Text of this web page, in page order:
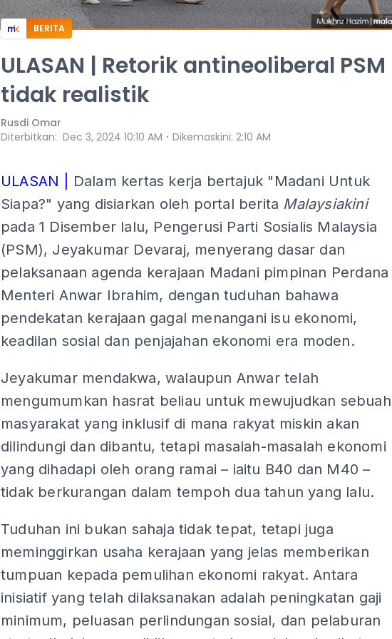
BERITA
ULASAN | Retorik antineoliberal PSM
tidak realistik
Rusdi Omar
Diterbitkan: Dec 3, 2024 10:10 AM ⋅ Dikemaskini: 2:10 AM
ULASAN |
Dalam kertas kerja bertajuk "Madani Untuk
Siapa?" yang disiarkan oleh portal berita Malaysiakini
pada 1 Disember lalu, Pengerusi Parti Sosialis Malaysia
(PSM), Jeyakumar Devaraj, menyerang dasar dan
pelaksanaan agenda kerajaan Madani pimpinan Perdana
Menteri Anwar Ibrahim, dengan tuduhan bahawa
pendekatan kerajaan gagal menangani isu ekonomi,
keadilan sosial dan penjajahan ekonomi era moden.
Jeyakumar mendakwa, walaupun Anwar telah
mengumumkan hasrat beliau untuk mewujudkan sebuah
masyarakat yang inklusif di mana rakyat miskin akan
dilindungi dan dibantu, tetapi masalah-masalah ekonomi
yang dihadapi oleh orang ramai – iaitu B40 dan M40 –
tidak berkurangan dalam tempoh dua tahun yang lalu.
Tuduhan ini bukan sahaja tidak tepat, tetapi juga
meminggirkan usaha kerajaan yang jelas memberikan
tumpuan kepada pemulihan ekonomi rakyat. Antara
inisiatif yang telah dilaksanakan adalah peningkatan gaji
minimum, peluasan perlindungan sosial, dan pelaburan